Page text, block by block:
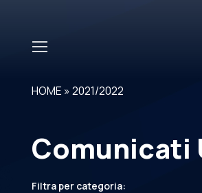
HOME »2021/2022
Comunicati
Filtra per categoria: